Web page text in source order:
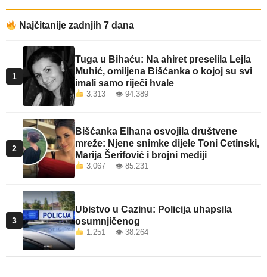
Najčitanije zadnjih 7 dana
1
Tuga u Bihaću: Na ahiret preselila Lejla
Muhić, omiljena Bišćanka o kojoj su svi
imali samo riječi hvale
3.313 👁 94.389
2
Bišćanka Elhana osvojila društvene
mreže: Njene snimke dijele Toni Cetinski,
Marija Šerifović i brojni mediji
3.067 👁 85.231
3
Ubistvo u Cazinu: Policija uhapsila
osumnjičenog
1.251 👁 38.264